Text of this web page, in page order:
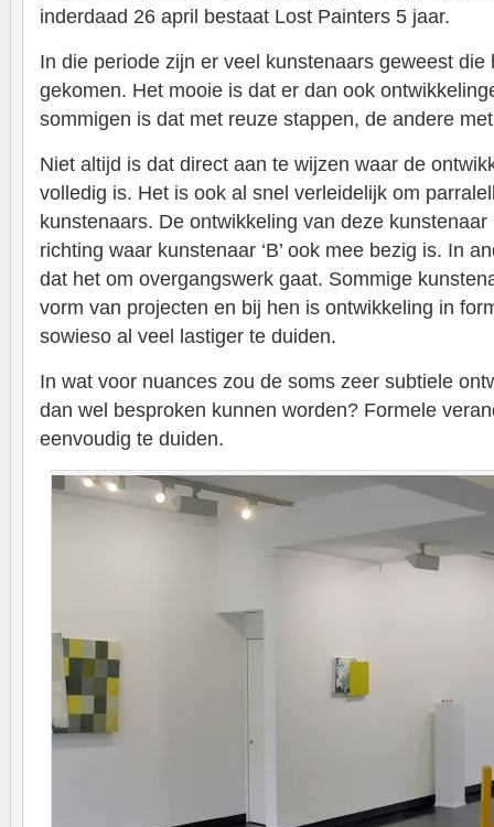
inderdaad 26 april bestaat Lost Painters 5 jaar.
In die periode zijn er veel kunstenaars geweest die
gekomen. Het mooie is dat er dan ook
sommigen is dat met reuze stappen, de andere
Niet altijd is dat direct aan te wijzen waar de
volledig is. Het is ook al snel verleidelijk om
kunstenaars. De ontwikkeling van deze kunstenaar
richting waar kunstenaar ‘B’ ook mee bezig is. In
dat het om overgangswerk gaat. Sommige
vorm van projecten en bij hen is ontwikkeling in
sowieso al veel lastiger te duiden.
In wat voor nuances zou de soms zeer subtiele
dan wel besproken kunnen worden? Formele
eenvoudig te duiden.